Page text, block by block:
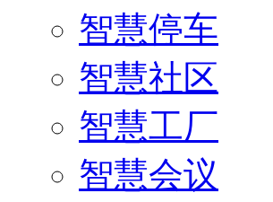
智慧停车
智慧社区
智慧工厂
智慧会议